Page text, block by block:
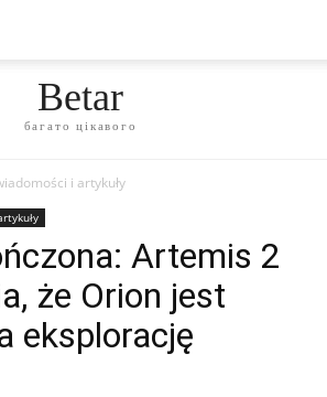
Betar
багато цікавого
i artykuły
Artemis 2
że Orion jest
eksplorację